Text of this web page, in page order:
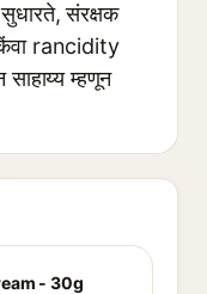
संरक्षक
rancidity
म्हणून
- 30g